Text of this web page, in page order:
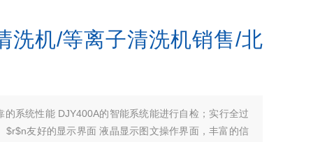
洗机/等离子清洗机销售/北
系统性能 DJY400A的智能系统能进行自检；实行全过
$r$n友好的显示界面 液晶显示图文操作界面，丰富的信